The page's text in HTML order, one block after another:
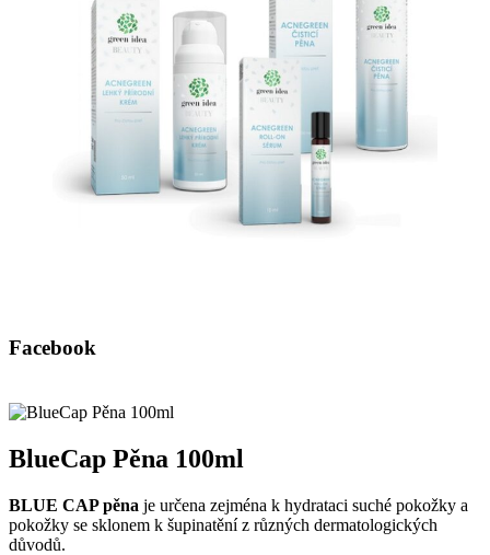
Facebook
BlueCap Pěna 100ml
BLUE CAP pěna je určena zejména k hydrataci suché pokožky a
pokožky se sklonem k šupinatění z různých dermatologických
důvodů.